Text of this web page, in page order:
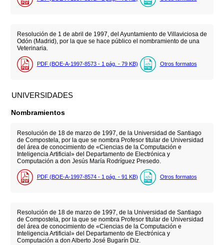
Resolución de 1 de abril de 1997, del Ayuntamiento de Villaviciosa de
Odón (Madrid), por la que se hace público el nombramiento de una
Veterinaria.
PDF (BOE-A-1997-8573 - 1 pág. - 79 KB) Otros formatos
UNIVERSIDADES
Nombramientos
Resolución de 18 de marzo de 1997, de la Universidad de Santiago
de Compostela, por la que se nombra Profesor titular de Universidad
del área de conocimiento de «Ciencias de la Computación e
Inteligencia Artificial» del Departamento de Electrónica y
Computación a don Jesús María Rodríguez Presedo.
PDF (BOE-A-1997-8574 - 1 pág. - 91 KB) Otros formatos
Resolución de 18 de marzo de 1997, de la Universidad de Santiago
de Compostela, por la que se nombra Profesor titular de Universidad
del área de conocimiento de «Ciencias de la Computación e
Inteligencia Artificial» del Departamento de Electrónica y
Computación a don Alberto José Bugarín Diz.